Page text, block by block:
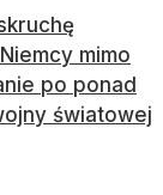
mimo
po ponad
światowej